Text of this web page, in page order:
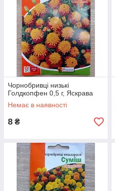
Чорнобривці низькі
Голдкопфен 0,5 г, Яскрава
Немає в наявності
8 ₴